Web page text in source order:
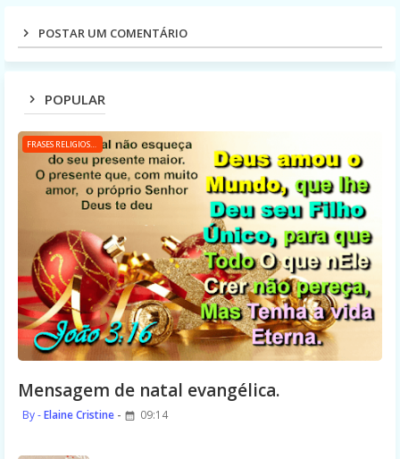
POSTAR UM COMENTÁRIO
POPULAR
FRASES RELIGIOSAS
Mensagem de natal evangélica.
Elaine Cristine 09:14